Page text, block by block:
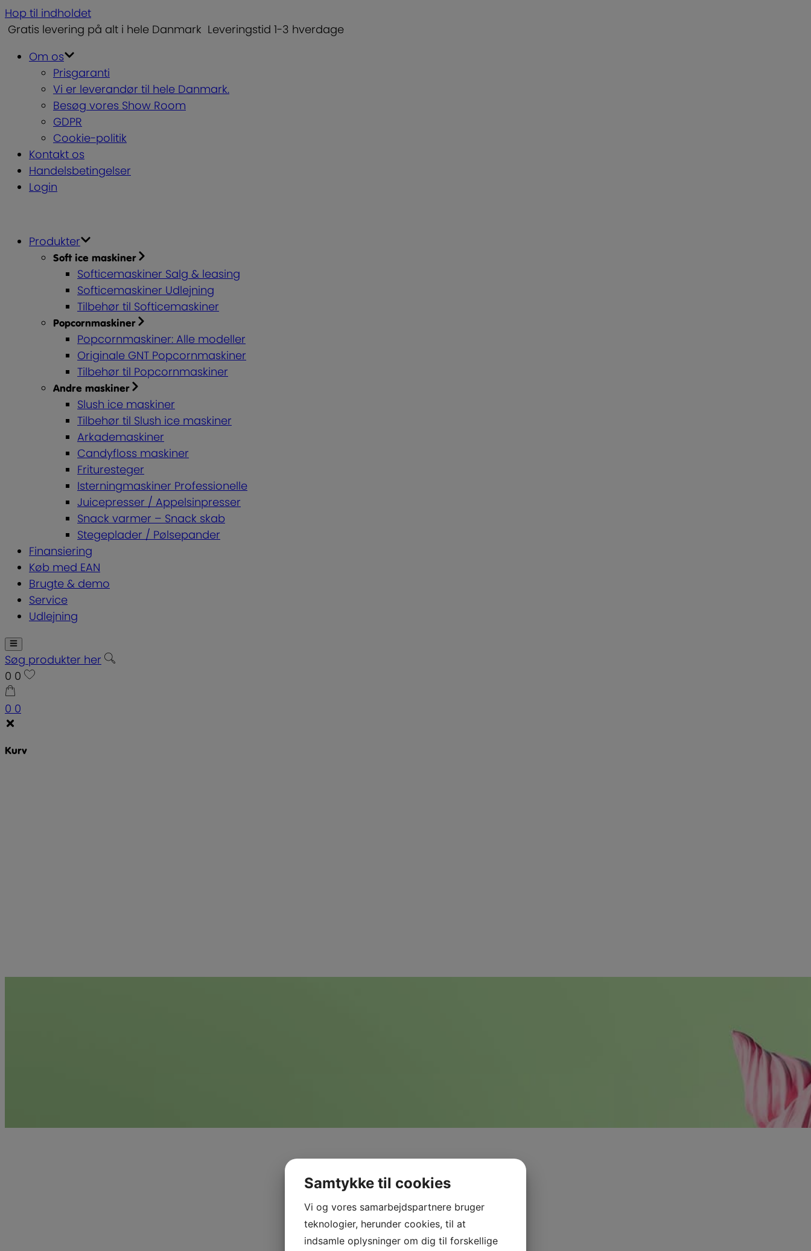
Hop til indholdet
Gratis levering på alt i hele Danmark Leveringstid 1-3 hverdage
Om os
Prisgaranti
Vi er leverandør til hele Danmark.
Besøg vores Show Room
GDPR
Cookie-politik
Kontakt os
Handelsbetingelser
Login
Produkter
Soft ice maskiner
Softicemaskiner Salg & leasing
Softicemaskiner Udlejning
Tilbehør til Softicemaskiner
Popcornmaskiner
Popcornmaskiner: Alle modeller
Originale GNT Popcornmaskiner
Tilbehør til Popcornmaskiner
Andre maskiner
Slush ice maskiner
Tilbehør til Slush ice maskiner
Arkademaskiner
Candyfloss maskiner
Frituresteger
Isterningmaskiner Professionelle
Juicepresser / Appelsinpresser
Snack varmer – Snack skab
Stegeplader / Pølsepander
Finansiering
Køb med EAN
Brugte & demo
Service
Udlejning
Søg produkter her
0 0
0 0
Kurv
Samtykke til cookies
Vi og vores samarbejdspartnere bruger
teknologier, herunder cookies, til at
indsamle oplysninger om dig til forskellige